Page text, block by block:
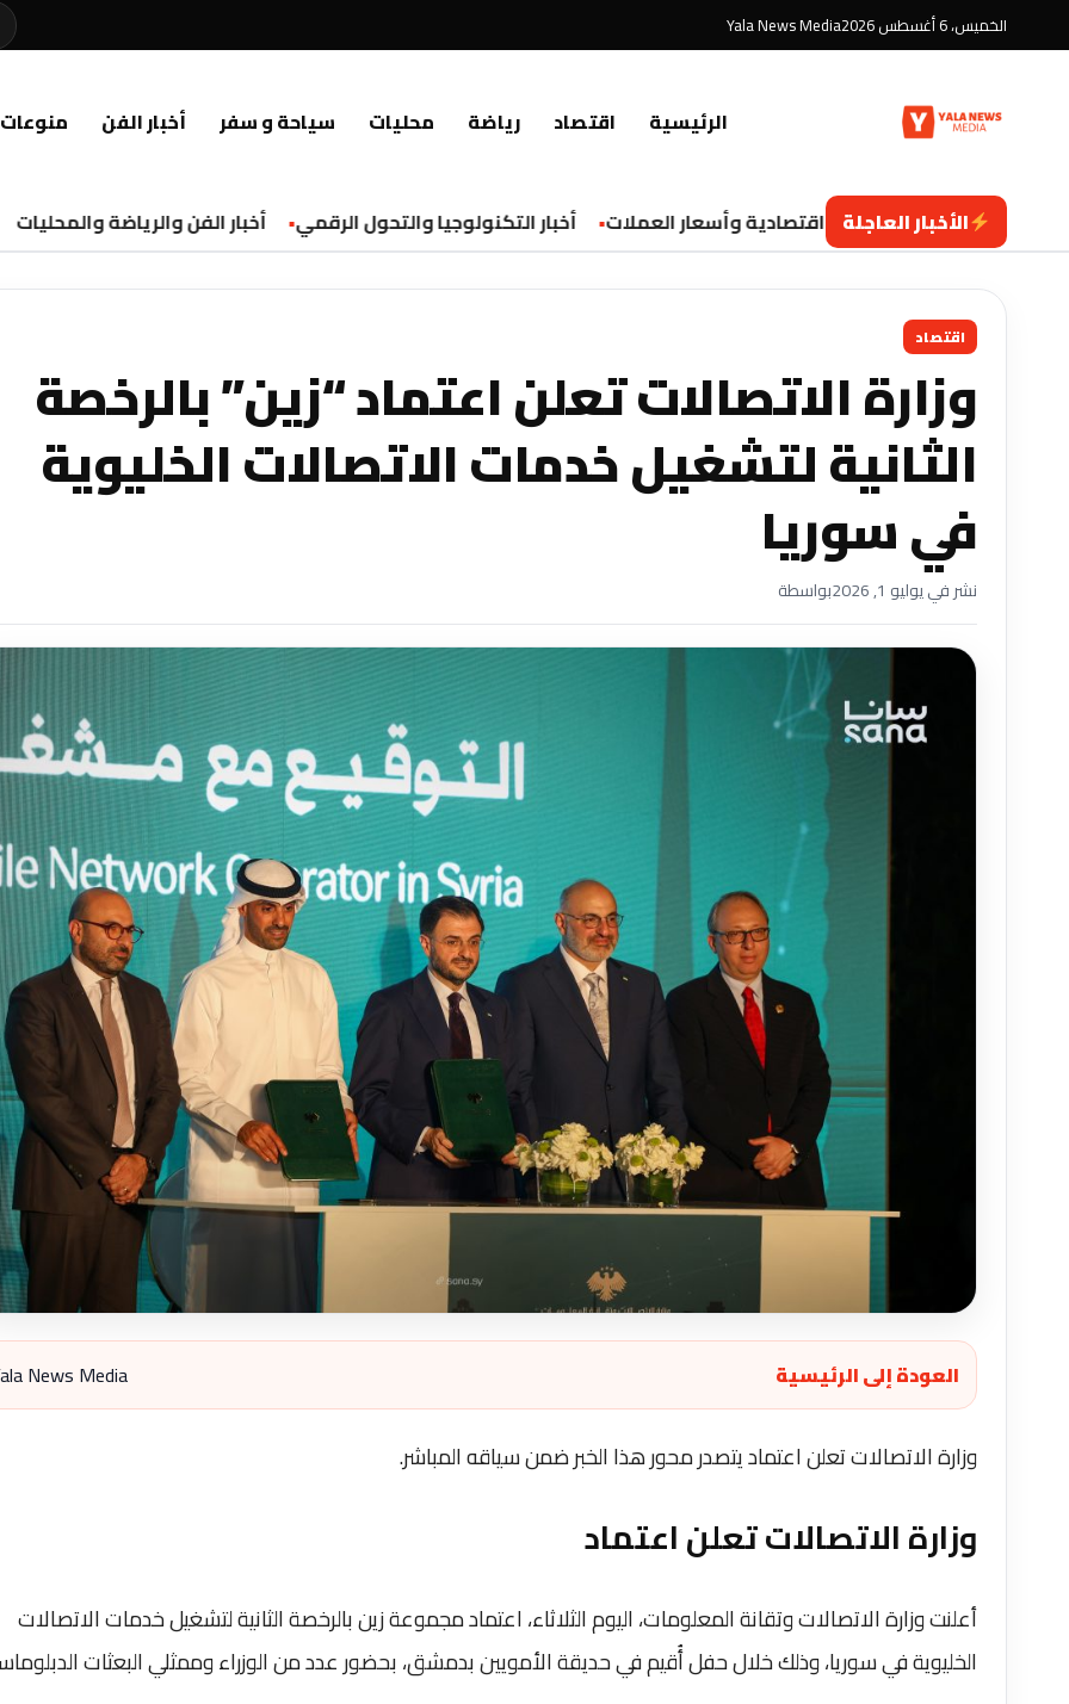
الخميس، 6 أغسطس 2026 Yala News Media
الرئيسية اقتصاد رياضة محليات سياحة و سفر أخبار الفن منوعات
الأخبار العاجلة
تحديثات اقتصادية وأسعار العملات أخبار التكنولوجيا والتحول الرقمي أخبار الفن والرياضة والمحليات
اقتصاد
وزارة الاتصالات تعلن اعتماد “زين” بالرخصة
الثانية لتشغيل خدمات الاتصالات الخليوية
في سوريا
نشر في يوليو 1, 2026 بواسطة
العودة إلى الرئيسية News Media
وزارة الاتصالات تعلن اعتماد يتصدر محور هذا الخبر ضمن سياقه المباشر.
وزارة الاتصالات تعلن اعتماد
أعلنت وزارة الاتصالات وتقانة المعلومات، اليوم الثلاثاء، اعتماد مجموعة زين بالرخصة الثانية لتشغيل خدمات الاتصالات
الخليوية في سوريا، وذلك خلال حفل أُقيم في حديقة الأمويين بدمشق، بحضور عدد من الوزراء وممثلي البعثات